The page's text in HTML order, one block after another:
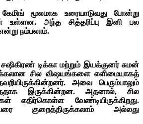
மூலமாக உரையாடுவது போன்று
உள்ளன. அந்த சித்தரிப்பு இனி பல
நம்பலாம்.
டிக்கா மற்றும் இயக்குனர் சுமன்
சில விஷயங்களை எளிமையாகத்
அவை பெரும்பாலும்
இருக்கின்றன. அதனால், சில
எதிர்கொள்ள வேண்டியிருக்கிறது.
குறைத்திருக்கலாம் அல்லது